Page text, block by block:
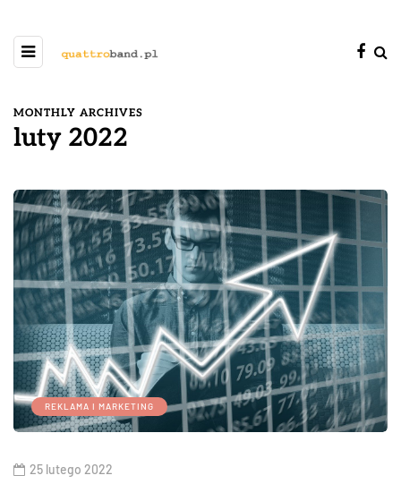
MONTHLY ARCHIVES
luty 2022
REKLAMA I MARKETING
25 lutego 2022